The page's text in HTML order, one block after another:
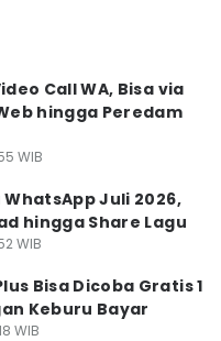
Call WA, Bisa via
hingga Peredam
WIB
Juli 2026,
hingga Share Lagu
WIB
Bisa Dicoba Gratis 1
Keburu Bayar
WIB